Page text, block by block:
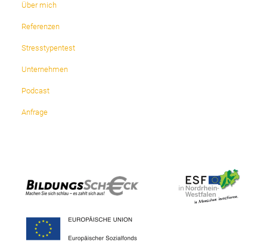
Über mich
Referenzen
Stresstypentest
Unternehmen
Podcast
Anfrage